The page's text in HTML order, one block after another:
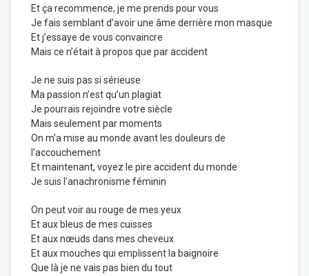
Et ça recommence, je me prends pour vous
Je fais semblant d’avoir une âme derrière mon masque
Et j’essaye de vous convaincre
Mais ce n’était à propos que par accident
Je ne suis pas si sérieuse
Ma passion n’est qu’un plagiat
Je pourrais rejoindre votre siècle
Mais seulement par moments
On m’a mise au monde avant les douleurs de
l’accouchement
Et maintenant, voyez le pire accident du monde
Je suis l’anachronisme féminin
On peut voir au rouge de mes yeux
Et aux bleus de mes cuisses
Et aux nœuds dans mes cheveux
Et aux mouches qui emplissent la baignoire
Que là je ne vais pas bien du tout